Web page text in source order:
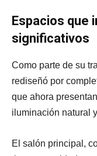
Espacios que
significativos
Como parte de su
rediseñó por
que ahora
iluminación natural
El salón principal,